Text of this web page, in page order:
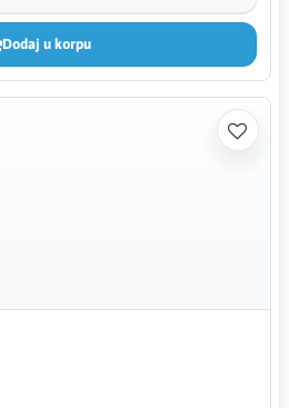
Dodaj u korpu